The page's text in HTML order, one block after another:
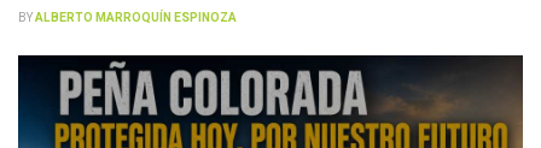
BYALBERTO MARROQUÍN ESPINOZA